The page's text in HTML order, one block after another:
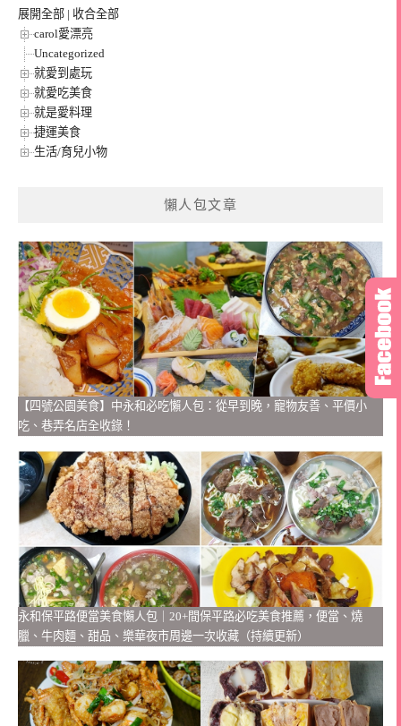
展開全部 | 收合全部
carol愛漂亮
Uncategorized
就愛到處玩
就愛吃美食
就是愛料理
捷運美食
生活/育兒小物
懶人包文章
【四號公園美食】中永和必吃懶人包：從早到晚，寵物友善、平價小
吃、巷弄名店全收錄！
永和保平路便當美食懶人包｜20+間保平路必吃美食推薦，便當、燒
臘、牛肉麵、甜品、樂華夜市周邊一次收藏（持續更新）